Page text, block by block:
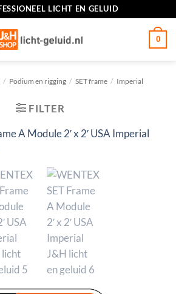
LICHT EN GELUID
0
/ Podium en rigging / SET frame / Imperial
FILTER